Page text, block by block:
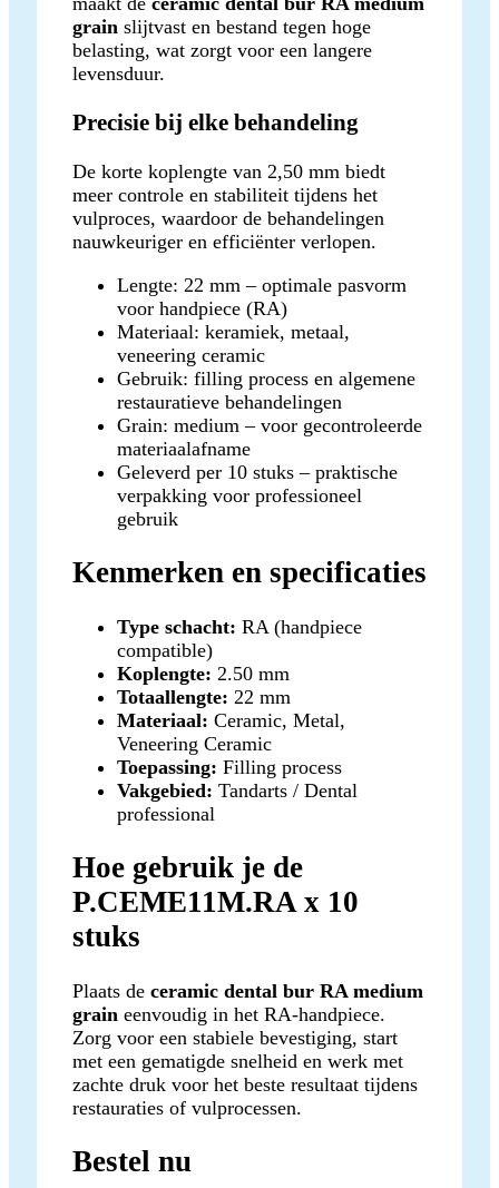
grain slijtvast en bestand tegen hoge
belasting, wat zorgt voor een langere
levensduur.
Precisie bij elke behandeling
De korte koplengte van 2,50 mm biedt
meer controle en stabiliteit tijdens het
vulproces, waardoor de behandelingen
nauwkeuriger en efficiënter verlopen.
Lengte: 22 mm – optimale pasvorm
voor handpiece (RA)
Materiaal: keramiek, metaal,
veneering ceramic
Gebruik: filling process en algemene
restauratieve behandelingen
Grain: medium – voor gecontroleerde
materiaalafname
Geleverd per 10 stuks – praktische
verpakking voor professioneel
gebruik
Kenmerken en specificaties
Type schacht: RA (handpiece
compatible)
Koplengte: 2.50 mm
Totaallengte: 22 mm
Materiaal: Ceramic, Metal,
Veneering Ceramic
Toepassing: Filling process
Vakgebied: Tandarts / Dental
professional
Hoe gebruik je de
P.CEME11M.RA x 10
stuks
Plaats de ceramic dental bur RA medium
grain eenvoudig in het RA-handpiece.
Zorg voor een stabiele bevestiging, start
met een gematigde snelheid en werk met
zachte druk voor het beste resultaat tijdens
restauraties of vulprocessen.
Bestel nu